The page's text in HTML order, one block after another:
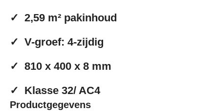
✓ 2,59 m² pakinhoud
✓ V-groef: 4-zijdig
✓ 810 x 400 x 8 mm
✓ Klasse 32/ AC4
Productgegevens